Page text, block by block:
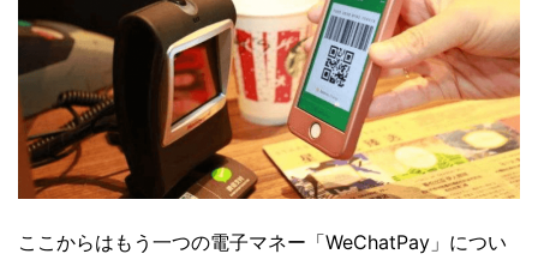
ここからはもう一つの電子マネー「WeChatPay」につい